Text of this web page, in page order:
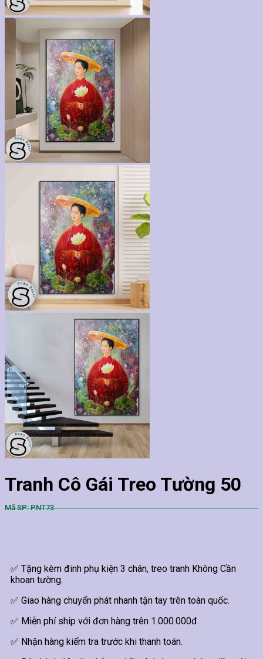
Tranh Cô Gái Treo Tường 50
Mã SP: PNT73
✅ Tặng kèm đinh phụ kiện 3 chân, treo tranh Không Cần
khoan tường.
✅ Giao hàng chuyển phát nhanh tận tay trên toàn quốc.
✅ Miễn phí ship với đơn hàng trên 1.000.000đ
✅ Nhận hàng kiểm tra trước khi thanh toán.